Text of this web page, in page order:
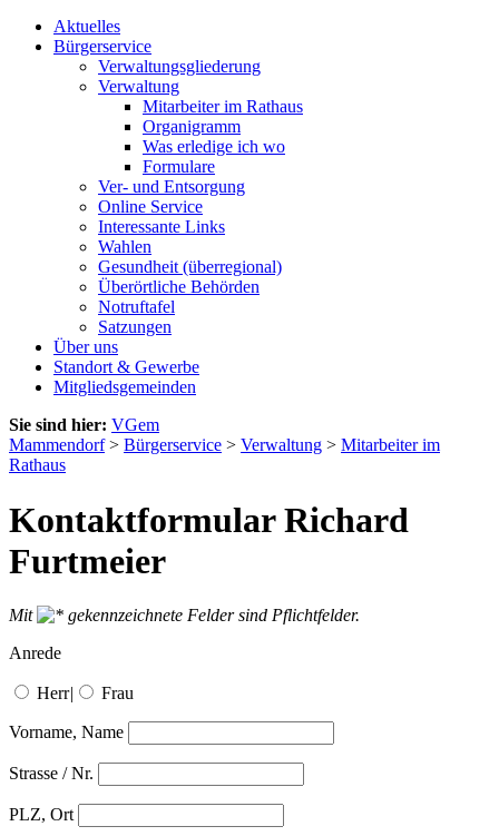
Aktuelles
Bürgerservice
Verwaltungsgliederung
Verwaltung
Mitarbeiter im Rathaus
Organigramm
Was erledige ich wo
Formulare
Ver- und Entsorgung
Online Service
Interessante Links
Wahlen
Gesundheit (überregional)
Überörtliche Behörden
Notruftafel
Satzungen
Über uns
Standort & Gewerbe
Mitgliedsgemeinden
Sie sind hier: VGem
Mammendorf> Bürgerservice > Verwaltung > Mitarbeiter im
Rathaus
Kontaktformular Richard
Furtmeier
Mit
gekennzeichnete Felder sind Pflichtfelder.
Anrede
Herr| Frau
Vorname, Name
Strasse / Nr.
PLZ, Ort